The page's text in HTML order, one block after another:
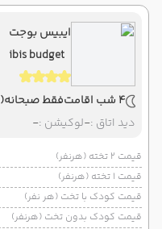
ایبیس بوجت
ibis budget
4 شب اقامت فقط صبحانه(BB)
دید اتاق :-لوکیشن :-
قیمت 2 تخته (هرنفر)
قیمت 1 تخته (هرنفر)
قیمت کودک با تخت (هر نفر)
قیمت کودک بدون تخت (هرنفر)